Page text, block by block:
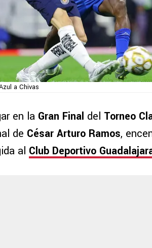
a Chivas
en la Gran Final del Torneo
de César Arturo Ramos,
al Club Deportivo